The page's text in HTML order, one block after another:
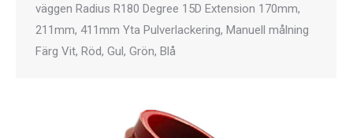
väggen Radius R180 Degree 15D Extension 170mm,
211mm, 411mm Yta Pulverlackering, Manuell målning
Färg Vit, Röd, Gul, Grön, Blå